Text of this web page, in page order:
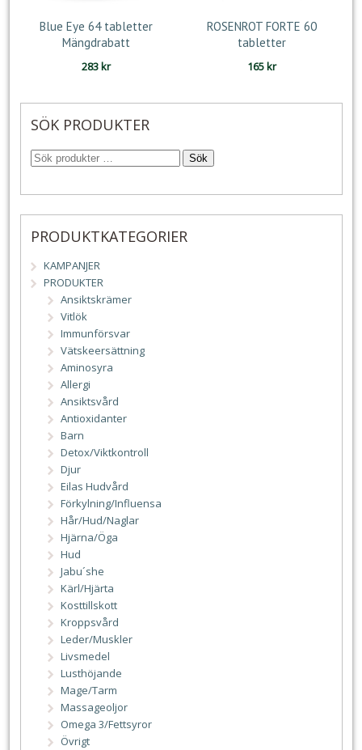
Blue Eye 64 tabletter
Mängdrabatt
283kr
ROSENROT FORTE 60
tabletter
165kr
SÖK PRODUKTER
Sök
PRODUKTKATEGORIER
KAMPANJER
PRODUKTER
Ansiktskrämer
Vitlök
Immunförsvar
Vätskeersättning
Aminosyra
Allergi
Ansiktsvård
Antioxidanter
Barn
Detox/Viktkontroll
Djur
Eilas Hudvård
Förkylning/Influensa
Hår/Hud/Naglar
Hjärna/Öga
Hud
Jabu´she
Kärl/Hjärta
Kosttillskott
Kroppsvård
Leder/Muskler
Livsmedel
Lusthöjande
Mage/Tarm
Massageoljor
Omega 3/Fettsyror
Övrigt